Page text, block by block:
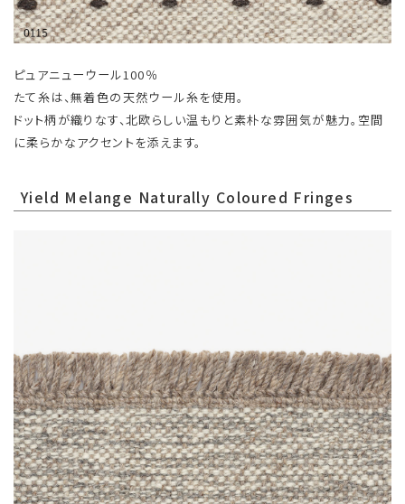
ピュアニューウール100％
たて糸は、無着色の天然ウール糸を使用。
ドット柄が織りなす、北欧らしい温もりと素朴な雰囲気が魅力。空間
に柔らかなアクセントを添えます。
Yield Melange Naturally Coloured Fringes